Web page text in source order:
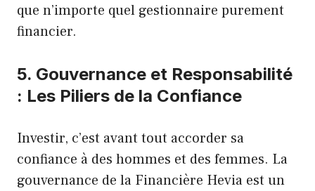
que n’importe quel gestionnaire purement
financier.
5. Gouvernance et Responsabilité
: Les Piliers de la Confiance
Investir, c’est avant tout accorder sa
confiance à des hommes et des femmes. La
gouvernance de la Financière Hevia est un